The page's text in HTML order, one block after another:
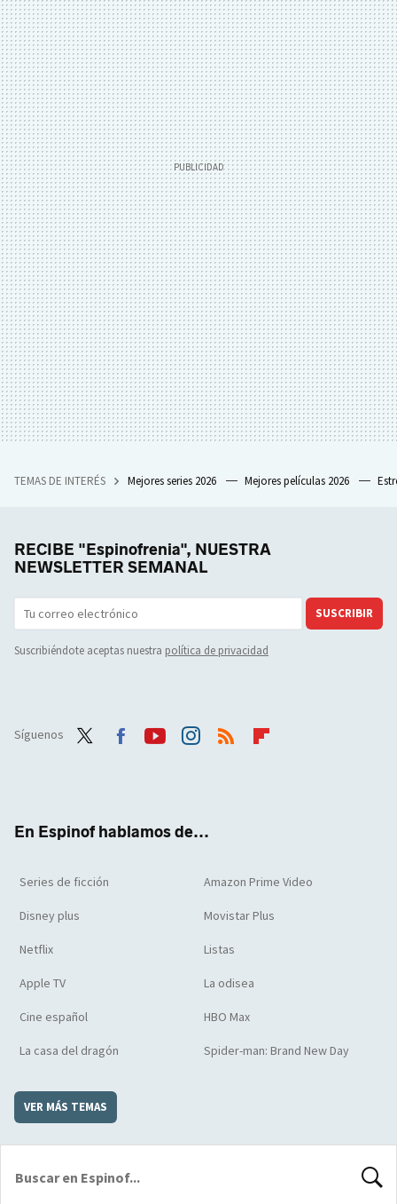
TEMAS DE INTERÉS Mejores series 2026 Mejores películas 2026
RECIBE "Espinofrenia", NUESTRA
NEWSLETTER SEMANAL
SUSCRIBIR
Suscribiéndote aceptas nuestra política de privacidad
Síguenos
En Espinof hablamos de...
Series de ficción Amazon Prime Video
Disney plus Movistar Plus
Netflix Listas
Apple TV La odisea
Cine español HBO Max
La casa del dragón Spider-man: Brand New Day
VER MÁS TEMAS